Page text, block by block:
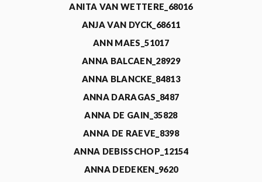
ANITA VAN WETTERE_68016
ANJA VAN DYCK_68611
ANN MAES_51017
ANNA BALCAEN_28929
ANNA BLANCKE_84813
ANNA DARAGAS_8487
ANNA DE GAIN_35828
ANNA DE RAEVE_8398
ANNA DEBISSCHOP_12154
ANNA DEDEKEN_9620